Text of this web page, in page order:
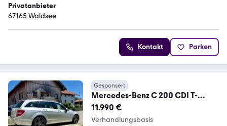
Privatanbieter
67165 Waldsee
Kontakt Parken
Gesponsert
Mercedes-Benz C 200 CDI T-
Modell ELEGANCE
11.990 €
Verhandlungsbasis